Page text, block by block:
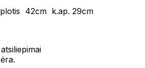
42cm k.ap. 29cm